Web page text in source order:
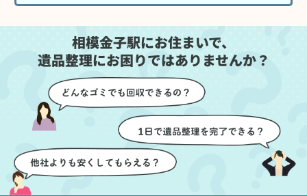
相模金子駅にお住まいで、
遺品整理にお困りではありませんか？